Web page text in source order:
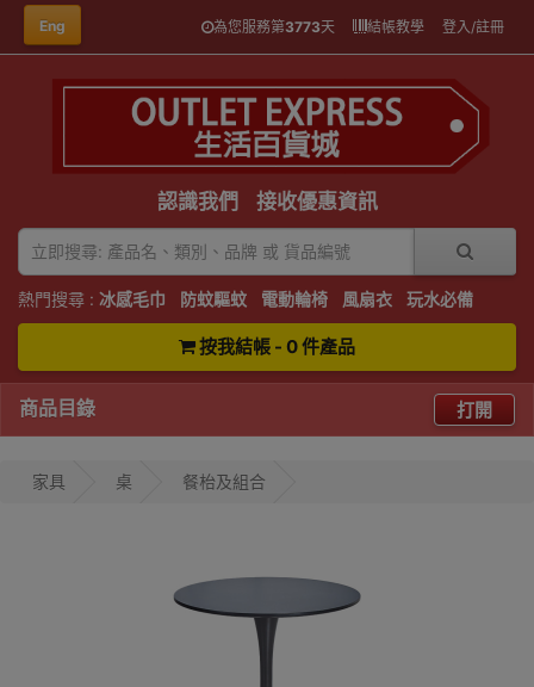
Eng 為您服務第3773天 結帳教學 登入/註冊
認識我們 接收優惠資訊
熱門搜尋 : 冰感毛巾 防蚊驅蚊 電動輪椅 風扇衣 玩水必備
按我結帳 - 0 件產品
商品目錄 打開
家具 桌 餐枱及組合